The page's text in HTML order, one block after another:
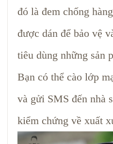
đó là đem chống
được dán để bảo vệ
tiêu dùng những sản
Bạn có thể cào lớp
và gửi SMS đến nhà
kiểm chứng về xuất